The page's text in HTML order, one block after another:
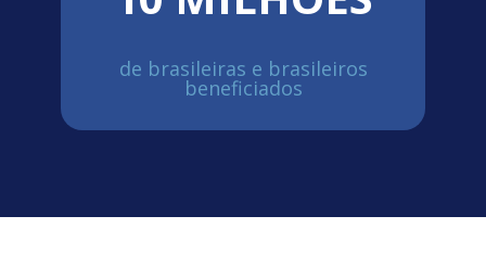
de brasileiras e brasileiros
beneficiados